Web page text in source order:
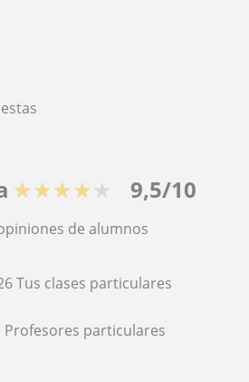
★★★★★ 9,5/10
de alumnos
Tus clases particulares
Profesores particulares